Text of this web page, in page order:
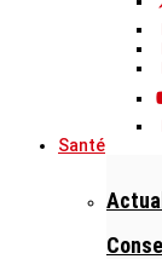
Santé